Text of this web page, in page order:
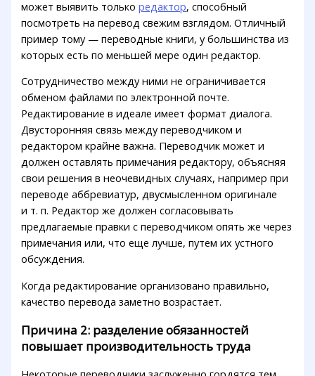
может выявить толькоредактор, способный
посмотреть на перевод свежим взглядом. Отличный
пример тому — переводные книги, у большинства из
которых есть по меньшей мере один редактор.
Сотрудничество между ними не ограничивается
обменом файлами по электронной почте.
Редактирование в идеале имеет формат диалога.
Двусторонняя связь между переводчиком и
редактором крайне важна. Переводчик может и
должен оставлять примечания редактору, объясняя
свои решения в неочевидных случаях, например при
переводе аббревиатур, двусмысленном оригинале
и т. п. Редактор же должен согласовывать
предлагаемые правки с переводчиком опять же через
примечания или, что еще лучше, путем их устного
обсуждения.
Когда редактирование организовано правильно,
качество перевода заметно возрастает.
Причина 2: разделение обязанностей
повышает производительность труда